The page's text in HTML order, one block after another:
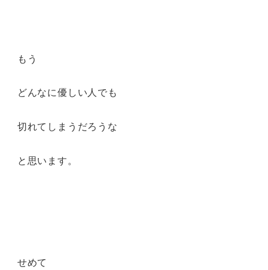
もう
どんなに優しい人でも
切れてしまうだろうな
と思います。
せめて